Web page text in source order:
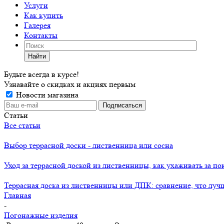
Услуги
Как купить
Галерея
Контакты
Найти
Будьте всегда в курсе!
Узнавайте о скидках и акциях первым
Новости магазина
Статьи
Все статьи
Выбор террасной доски - лиственница или сосна
Уход за террасной доской из лиственницы, как ухаживать за
Террасная доска из лиственницы или ДПК: сравнение, что
Главная
-
Погонажные изделия